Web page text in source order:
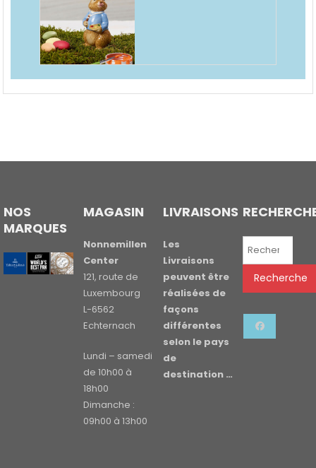
NOS
MARQUES
MAGASIN
Nonnemillen
Center
121, route de
Luxembourg
L-6562
Echternach
Lundi – samedi
de 10h00 à
18h00
Dimanche :
09h00 à 13h00
LIVRAISONS
Les
Livraisons
peuvent être
réalisées de
façons
différentes
selon le pays
de
destination …
Recherche